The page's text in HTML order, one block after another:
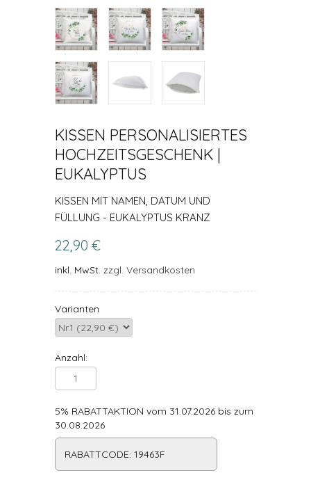
KISSEN PERSONALISIERTES
HOCHZEITSGESCHENK |
EUKALYPTUS
KISSEN MIT NAMEN, DATUM UND
FÜLLUNG - EUKALYPTUS KRANZ
22,90 €
inkl. MwSt. zzgl. Versandkosten
Varianten
Anzahl:
5% RABATTAKTION vom 31.07.2026 bis zum
30.08.2026
RABATTCODE: 19463F